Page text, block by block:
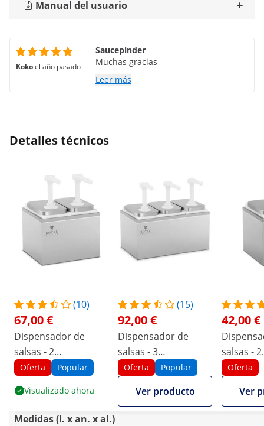
Manual del usuario
Kokoel año pasado
Saucepinder
Muchas gracias
Leer más
Detalles técnicos
(10)
67,00 €
Dispensador de
salsas - 2
dosificadores - 2 x 2
Oferta Popular
Visualizado ahora
(15)
92,00 €
Dispensador de
salsas - 3
dosificadores - 3 x 2
L
Oferta Popular
Ver producto
42,00 €
salsas - 2
L
Oferta
Ver
Medidas (l. x an. x al.)